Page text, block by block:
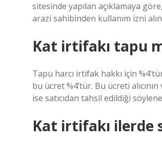
sitesinde yapılan açıklamaya
arazi sahibinden kullanım izni
Kat irtifakı tapu
Tapu harcı irtifak hakkı için
bu ücret %4’tür. Bu ücreti
ise satıcıdan tahsil edildiği
Kat irtifakı ilerde